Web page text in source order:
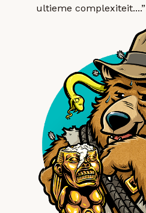
ultieme complexiteit....”